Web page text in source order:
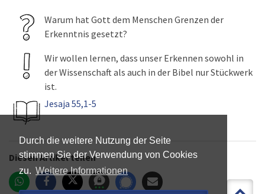
Durch die weitere Nutzung der Seite
stimmen Sie der Verwendung von Cookies
zu. Weitere Informationen
Warum hat Gott dem Menschen Grenzen der
Erkenntnis gesetzt?
Wir wollen lernen, dass unser Erkennen sowohl in
der Wissenschaft als auch in der Bibel nur Stückwerk
ist.
Jesaja 55,1-5
Diesen Artikel teilen